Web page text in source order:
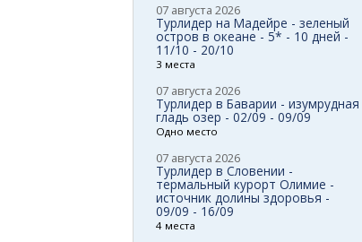
07 августа 2026
Турлидер на Мадейре - зеленый
остров в океане - 5* - 10 дней -
11/10 - 20/10
3 места
07 августа 2026
Турлидер в Баварии - изумрудная
гладь озер - 02/09 - 09/09
Одно место
07 августа 2026
Турлидер в Словении -
термальный курорт Олимие -
источник долины здоровья -
09/09 - 16/09
4 места